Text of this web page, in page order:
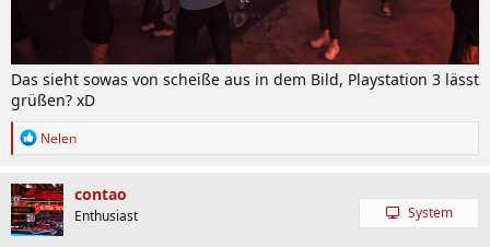
Das sieht sowas von scheiße aus in dem Bild, Playstation 3 lässt
grüßen? xD
R
k
t
i
o
Nelen
contao
Enthusiast System